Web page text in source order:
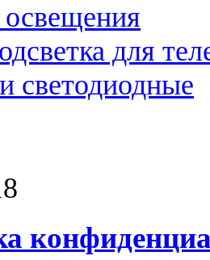
для
светодиодные